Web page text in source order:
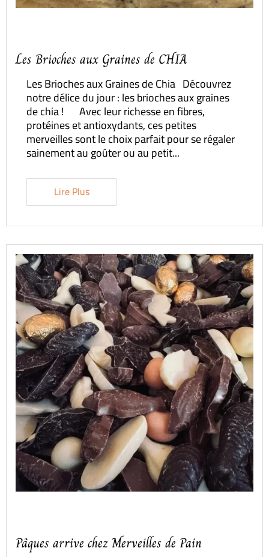
Les Brioches aux Graines de CHIA
Les Brioches aux Graines de Chia Découvrez
notre délice du jour : les brioches aux graines
de chia ! Avec leur richesse en fibres,
protéines et antioxydants, ces petites
merveilles sont le choix parfait pour se régaler
sainement au goûter ou au petit...
Lire Plus
Pâques arrive chez Merveilles de Pain